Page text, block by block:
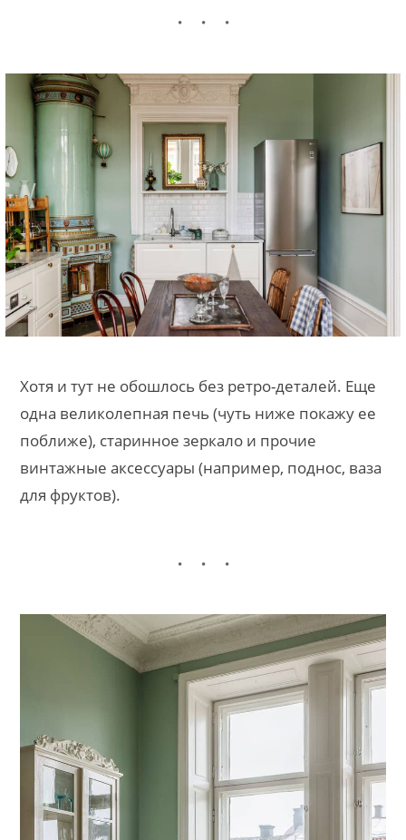
Хотя и тут не обошлось без ретро-деталей. Еще
одна великолепная печь (чуть ниже покажу ее
поближе), старинное зеркало и прочие
винтажные аксессуары (например, поднос, ваза
для фруктов).